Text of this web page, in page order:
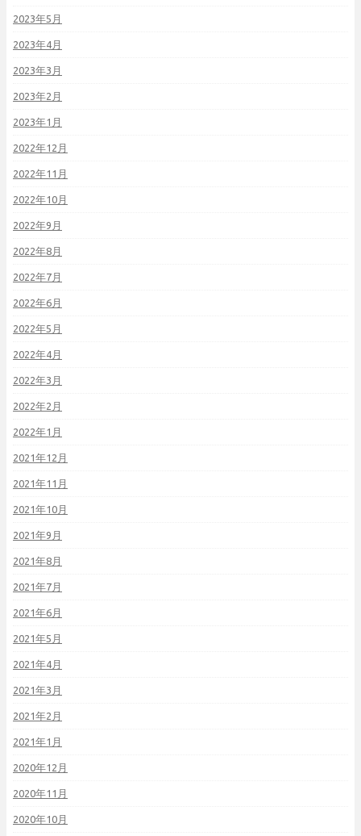
2023年5月
2023年4月
2023年3月
2023年2月
2023年1月
2022年12月
2022年11月
2022年10月
2022年9月
2022年8月
2022年7月
2022年6月
2022年5月
2022年4月
2022年3月
2022年2月
2022年1月
2021年12月
2021年11月
2021年10月
2021年9月
2021年8月
2021年7月
2021年6月
2021年5月
2021年4月
2021年3月
2021年2月
2021年1月
2020年12月
2020年11月
2020年10月